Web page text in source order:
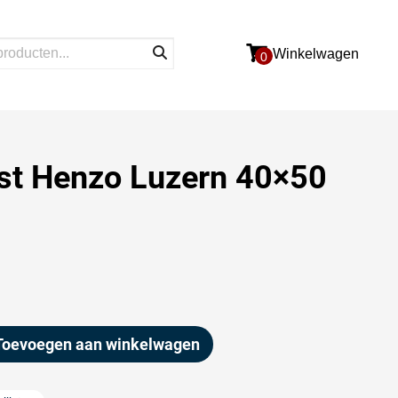
0 Winkelwagen
Henzo Luzern 40×50
aan winkelwagen